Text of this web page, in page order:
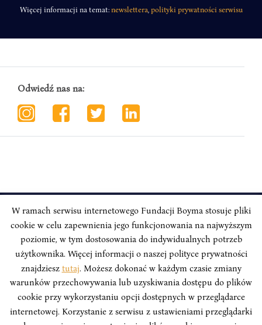
Więcej informacji na temat:newslettera,polityki prywatności serwisu
Odwiedź nas na:
INSTYTUT BOYMA / Asian Century
Adres korespondencyjny: ul. Freta 11/5, 00-027 Warszawa
Odwiedź nas w mediach społecznościowych:
W ramach serwisu internetowego Fundacji Boyma stosuje pliki
cookie w celu zapewnienia jego funkcjonowania na najwyższym
poziomie, w tym dostosowania do indywidualnych potrzeb
użytkownika. Więcej informacji o naszej polityce prywatności
znajdziesz tutaj. Możesz dokonać w każdym czasie zmiany
warunków przechowywania lub uzyskiwania dostępu do plików
cookie przy wykorzystaniu opcji dostępnych w przeglądarce
internetowej. Korzystanie z serwisu z ustawieniami przeglądarki